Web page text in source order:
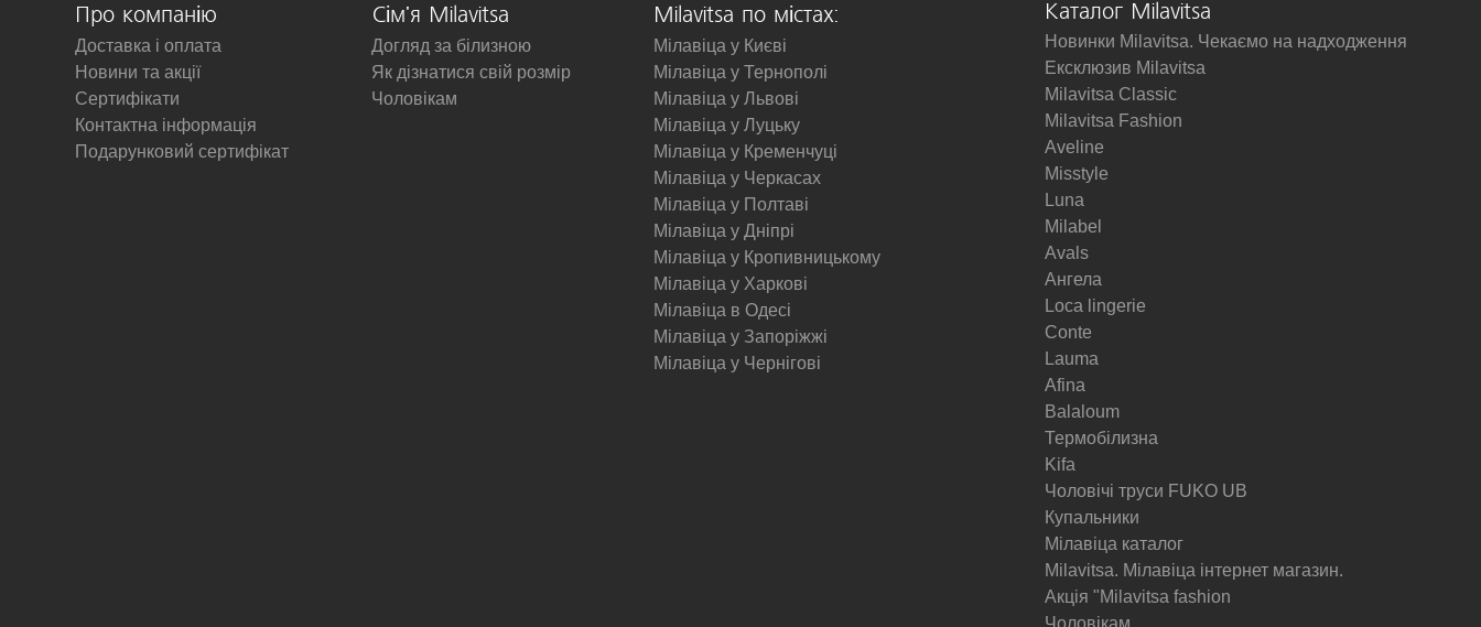
Про компанію
Доставка і оплата
Новини та акції
Сертифікати
Контактна інформація
Подарунковий сертифікат
Сім'я Milavitsa
Догляд за білизною
Як дізнатися свій розмір
Чоловікам
Milavitsa по містах:
Мілавіца у Києві
Мілавіца у Тернополі
Мілавіца у Львові
Мілавіца у Луцьку
Мілавіца у Кременчуці
Мілавіца у Черкасах
Мілавіца у Полтаві
Мілавіца у Дніпрі
Мілавіца у Кропивницькому
Мілавіца у Харкові
Мілавіца в Одесі
Мілавіца у Запоріжжі
Мілавіца у Чернігові
Каталог Milavitsa
Новинки Milavitsa. Чекаємо на надходження
Ексклюзив Milavitsa
Milavitsa Classic
Milavitsa Fashion
Aveline
Misstyle
Luna
Milabel
Avals
Ангела
Loca lingerie
Conte
Lauma
Afina
Balaloum
Термобілизна
Kifa
Чоловічі труси FUKO UB
Купальники
Мілавіца каталог
Milavitsa. Мілавіца інтернет магазин.
Акція "Milavitsa fashion
Чоловікам